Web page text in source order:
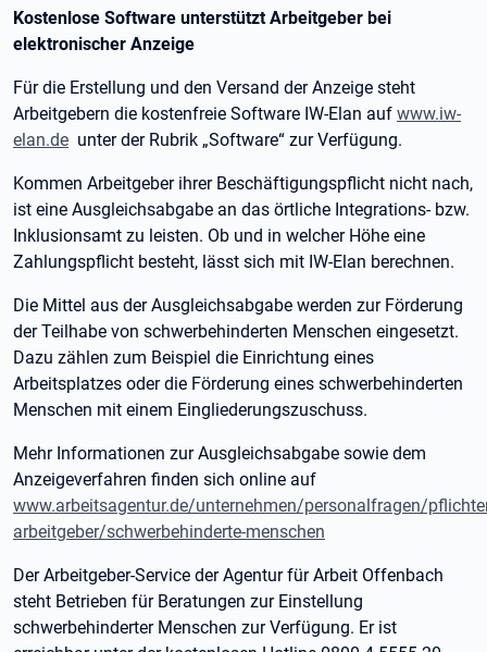
Kostenlose Software unterstützt Arbeitgeber bei
elektronischer Anzeige
Für die Erstellung und den Versand der Anzeige steht
Arbeitgebern die kostenfreie Software IW-Elan auf www.iw-
elan.de unter der Rubrik „Software“ zur Verfügung.
Kommen Arbeitgeber ihrer Beschäftigungspflicht nicht nach,
ist eine Ausgleichsabgabe an das örtliche Integrations- bzw.
Inklusionsamt zu leisten. Ob und in welcher Höhe eine
Zahlungspflicht besteht, lässt sich mit IW-Elan berechnen.
Die Mittel aus der Ausgleichsabgabe werden zur Förderung
der Teilhabe von schwerbehinderten Menschen eingesetzt.
Dazu zählen zum Beispiel die Einrichtung eines
Arbeitsplatzes oder die Förderung eines schwerbehinderten
Menschen mit einem Eingliederungszuschuss.
Mehr Informationen zur Ausgleichsabgabe sowie dem
Anzeigeverfahren finden sich online auf
www.arbeitsagentur.de/unternehmen/personalfragen/
arbeitgeber/schwerbehinderte-menschen
Der Arbeitgeber-Service der Agentur für Arbeit Offenbach
steht Betrieben für Beratungen zur Einstellung
schwerbehinderter Menschen zur Verfügung. Er ist